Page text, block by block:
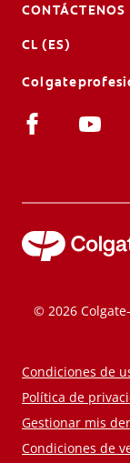
CONTÁCTENOS
CL (ES)
© 2026
Condiciones de
Política de
Gestionar mis
Condiciones de